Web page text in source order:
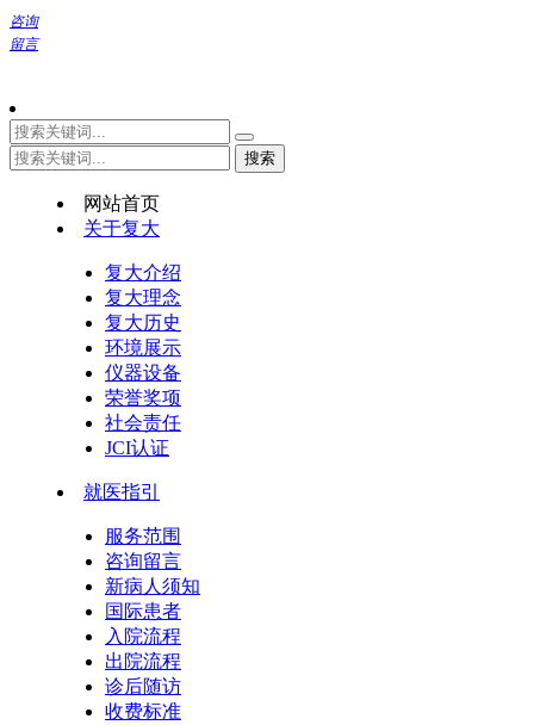
咨询
留言
网站首页
关于复大
复大介绍
复大理念
复大历史
环境展示
仪器设备
荣誉奖项
社会责任
JCI认证
就医指引
服务范围
咨询留言
新病人须知
国际患者
入院流程
出院流程
诊后随访
收费标准